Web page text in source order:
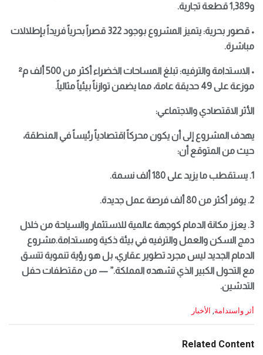
و1,389 قطعة تجارية.
• قصور بحرية: يتميز المشروع بوجود 322 قصراً بحرياً فريداً بإطلالات
مباشرة.
• الاستدامة والترفيه: تبلغ المساحات الخضراء أكثر من 500 ألف م²
موزعة على 49 حديقة عامة، مما يضمن توازناً بيئياً مثالياً.
الأثر الاقتصادي والاجتماعي:
يهدف المشروع إلى أن يكون محركاً اقتصادياً رئيساً في المنطقة،
حيث من المتوقع أن:
1. يستقطب ما يزيد على 180 ألف نسمة.
2. يوفر أكثر من 80 ألف فرصة عمل جديدة.
3. يعزز مكانة الدمام كوجهة عالمية للاستثمار والسياحة من خلال
دمج السكن والعمل والترفيه في بيئة ذكية ومستدامة.مشروع
الدمام الجديد ليس مجرد تطوير عقاري، بل هو رؤية تنموية تتسق
مع التحول الكبير الذي تشهده المملكة.” — من مقتطفات حفل
التدشين.
C
e
أثر واستدامة الأخبار
Related Content